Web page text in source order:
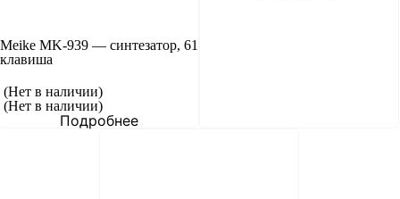
Meike MK-939 — синтезатор, 61
клавиша
(Нет в наличии)
(Нет в наличии)
Подробнее